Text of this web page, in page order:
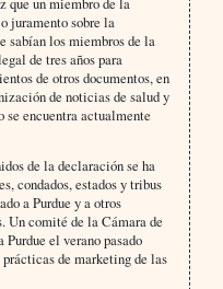
juramento sobre la
sabían los miembros de la
de tres años para
de otros documentos, en
de noticias de salud y
se encuentra actualmente
de la declaración se ha
condados, estados y tribus
a Purdue y a otros
Un comité de la Cámara de
el verano pasado
de marketing de las